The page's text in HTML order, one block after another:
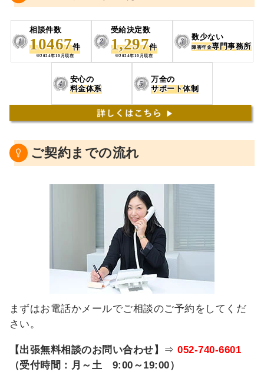
相談件数
10467件
※2024年10月現在
受給決定数
1,297件
※2024年10月現在
数少ない
障害年金専門事務所
安心の
料金体系
万全の
サポート体制
ご契約までの流れ
まずはお電話かメールでご相談のご予約をしてくだ
さい。
【出張無料相談のお問い合わせ】 ⇒052-740-6601
（受付時間：月～土 9:00～19:00）